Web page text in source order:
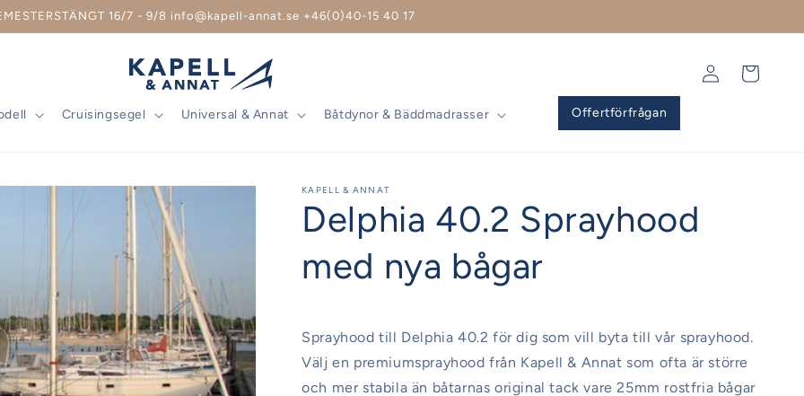
16/7 - 9/8 info@kapell-annat.se +46(0)40-15 40 17
Cruisingsegel Universal & Annat Båtdynor & Bäddmadrasser Offertförfrågan
Logga
Varukorg
KAPELL & ANNAT
Delphia 40.2 Sprayhood
med nya bågar
Sprayhood till Delphia 40.2 för dig som vill byta till vår sprayhood.
Välj en premiumsprayhood från Kapell & Annat som ofta är större
och mer stabila än båtarnas original tack vare 25mm rostfria bågar